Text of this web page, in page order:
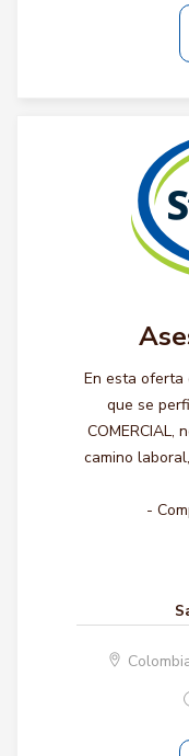
En esta oferta
que se
COMERCIAL,
camino
-